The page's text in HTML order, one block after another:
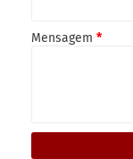
Mensagem *